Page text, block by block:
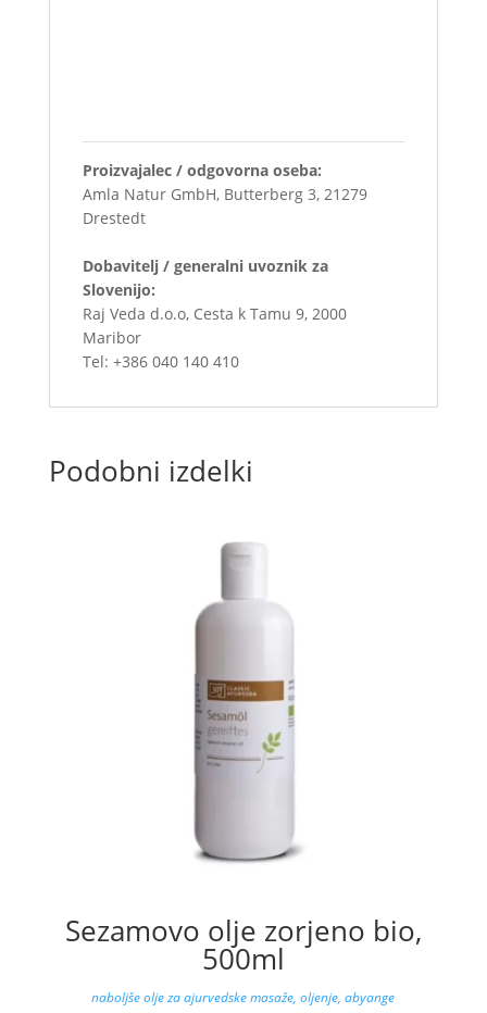
Proizvajalec / odgovorna oseba:
Amla Natur GmbH, Butterberg 3, 21279
Drestedt
Dobavitelj / generalni uvoznik za
Slovenijo:
Raj Veda d.o.o, Cesta k Tamu 9, 2000
Maribor
Tel: +386 040 140 410
Podobni izdelki
Sezamovo olje zorjeno bio,
500ml
naboljše olje za ajurvedske masaže, oljenje, abyange